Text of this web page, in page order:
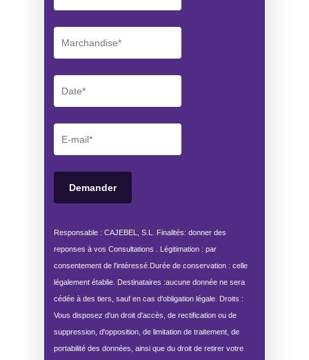
Responsable : CAJEBEL, S.L. Finalités: donner des
reponses à vos Consultations . Légitimation : par
consentement de l'intéressé.Durée de conservation : celle
légalement établie. Destinataires :aucune donnée ne sera
cédée à des tiers, sauf en cas d'obligation légale. Droits :
Vous disposez d'un droit d'accès, de rectification ou de
suppression, d'opposition, de limitation de traitement, de
portabilité des données, ainsi que du droit de retirer votre